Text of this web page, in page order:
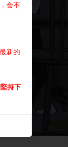
会不
新的
持下